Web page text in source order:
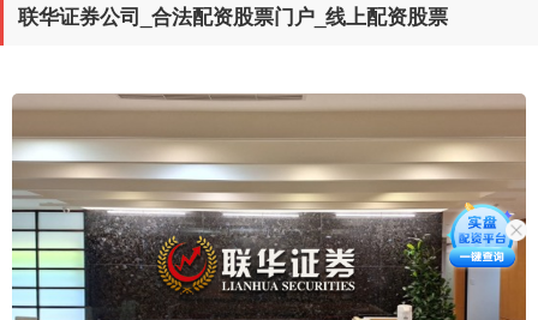
联华证券公司_合法配资股票门户_线上配资股票